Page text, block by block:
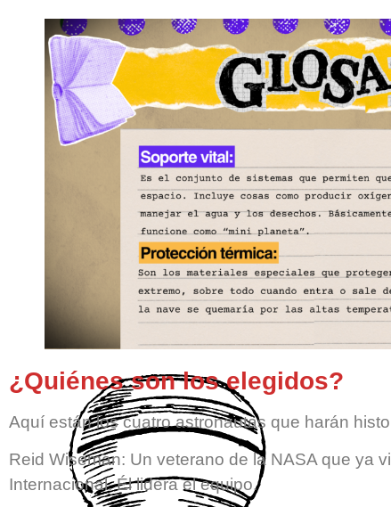
¿Quiénes son los elegidos?
Aquí están los cuatro astronautas que harán
Reid Wiseman: Un veterano de la NASA que ya
Internacional. Él lidera el equipo.